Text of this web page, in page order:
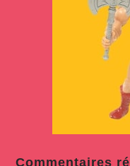
Commentaires